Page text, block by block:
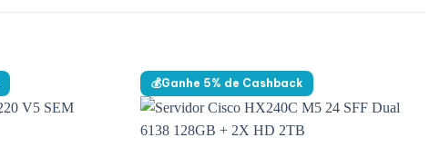
💰Ganhe 5% de Cashback